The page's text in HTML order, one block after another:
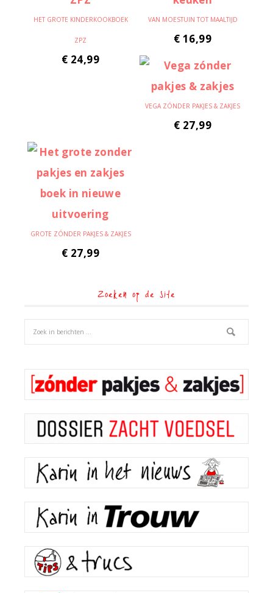
HET GROTE KINDERKOOKBOEK
ZPZ
€ 24,99
VAN MOESTUIN TOT MAALTIJD
€ 16,99
VEGA ZÓNDER PAKJES & ZAKJES
€ 27,99
GROTE ZÓNDER PAKJES & ZAKJES
€ 27,99
Zoeken op de site